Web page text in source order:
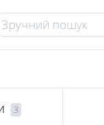
3